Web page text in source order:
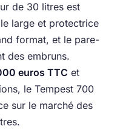
de 30 litres est
large et protectrice
format, et le pare-
des embruns.
euros TTC et
le Tempest 700
sur le marché des